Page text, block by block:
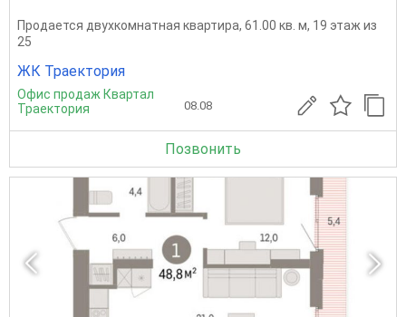
Продается двухкомнатная квартира, 61.00 кв. м, 19 этаж из
25
ЖК Траектория
Офис продаж Квартал
Траектория
08.08
Позвонить